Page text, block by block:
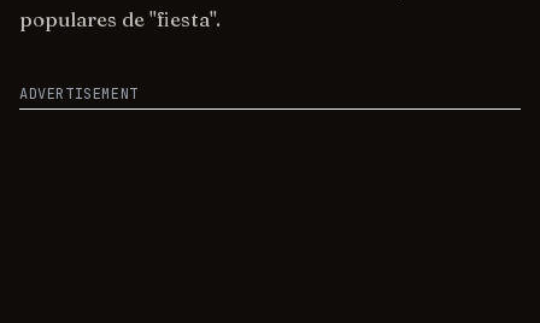
populares de "fiesta".
ADVERTISEMENT